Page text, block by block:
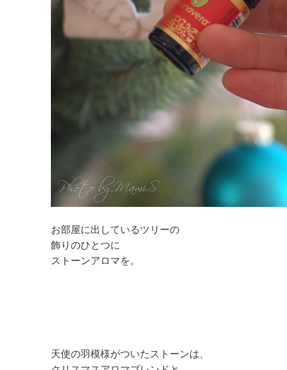
お部屋に出しているツリーの
飾りのひとつに
ストーンアロマを。
天使の羽模様がついたストーンは、